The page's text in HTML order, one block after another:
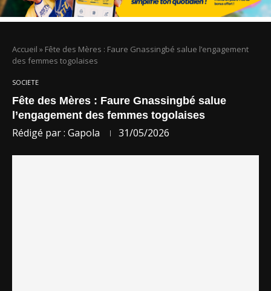
Accueil » Fête des Mères : Faure Gnassingbé salue l’engagement
des femmes togolaises
SOCIETE
Fête des Mères : Faure Gnassingbé salue
l’engagement des femmes togolaises
Rédigé par : Gapola 31/05/2026